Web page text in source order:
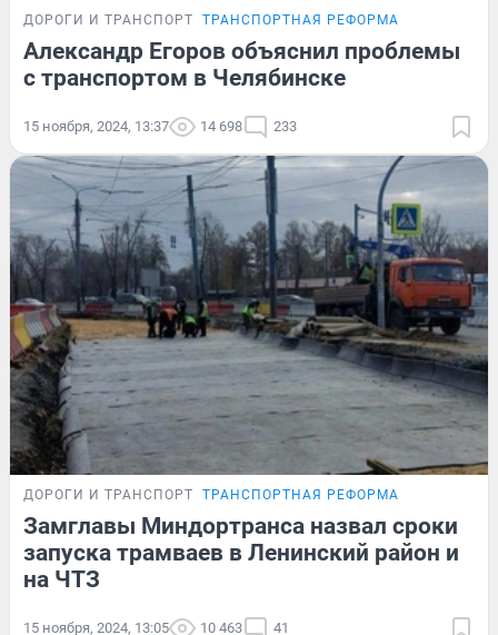
ДОРОГИ И ТРАНСПОРТ ТРАНСПОРТНАЯ РЕФОРМА
Александр Егоров объяснил проблемы
с транспортом в Челябинске
15 ноября, 2024, 13:37 14 698 233
ДОРОГИ И ТРАНСПОРТ ТРАНСПОРТНАЯ РЕФОРМА
Замглавы Миндортранса назвал сроки
запуска трамваев в Ленинский район и
на ЧТЗ
15 ноября, 2024, 13:05 10 463 41